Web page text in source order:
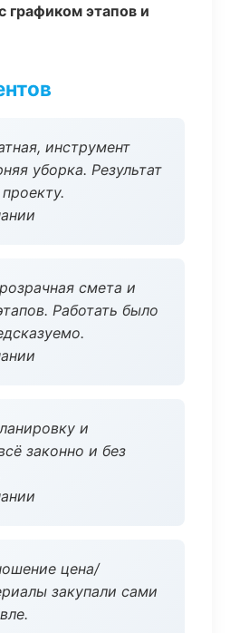
графиком этапов и
инструмент
уборка. Результат
смета и
Работать было
и
законно и без
цена/
закупали сами